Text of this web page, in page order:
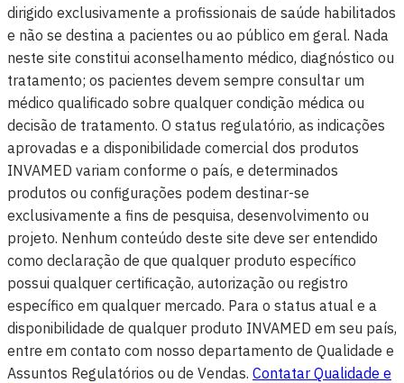
dirigido exclusivamente a profissionais de saúde habilitados
e não se destina a pacientes ou ao público em geral. Nada
neste site constitui aconselhamento médico, diagnóstico ou
tratamento; os pacientes devem sempre consultar um
médico qualificado sobre qualquer condição médica ou
decisão de tratamento. O status regulatório, as indicações
aprovadas e a disponibilidade comercial dos produtos
INVAMED variam conforme o país, e determinados
produtos ou configurações podem destinar-se
exclusivamente a fins de pesquisa, desenvolvimento ou
projeto. Nenhum conteúdo deste site deve ser entendido
como declaração de que qualquer produto específico
possui qualquer certificação, autorização ou registro
específico em qualquer mercado. Para o status atual e a
disponibilidade de qualquer produto INVAMED em seu país,
entre em contato com nosso departamento de Qualidade e
Assuntos Regulatórios ou de Vendas. Contatar Qualidade e